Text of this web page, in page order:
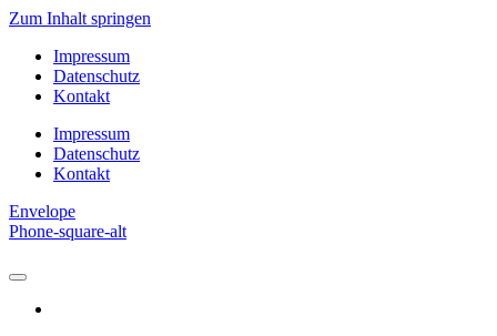
Zum Inhalt springen
Impressum
Datenschutz
Kontakt
Impressum
Datenschutz
Kontakt
Envelope
Phone-square-alt